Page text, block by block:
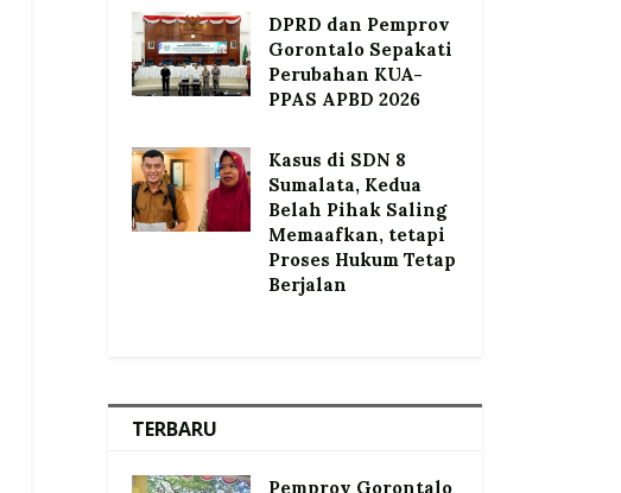
DPRD dan Pemprov
Gorontalo Sepakati
Perubahan KUA-
PPAS APBD 2026
Kasus di SDN 8
Sumalata, Kedua
Belah Pihak Saling
Memaafkan, tetapi
Proses Hukum Tetap
Berjalan
TERBARU
Pemprov Gorontalo